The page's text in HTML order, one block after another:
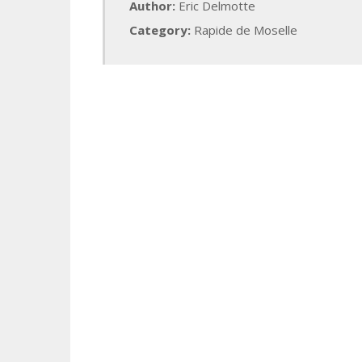
Author: Eric Delmotte
Category: Rapide de Moselle